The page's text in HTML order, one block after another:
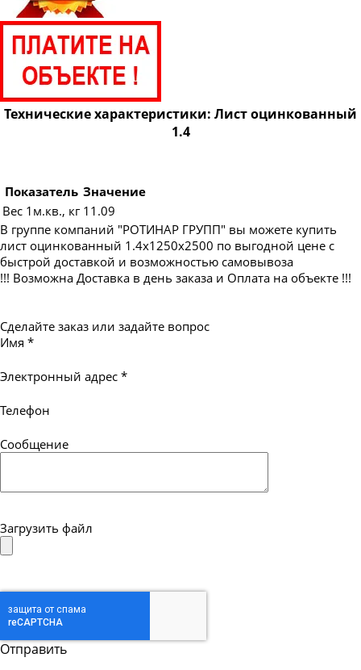
Технические характеристики: Лист оцинкованный
1.4
Показатель Значение
Вес 1м.кв., кг 11.09
В группе компаний "РОТИНАР ГРУПП" вы можете купить
лист оцинкованный 1.4х1250х2500 по выгодной цене с
быстрой доставкой и возможностью самовывоза
!!! Возможна Доставка в день заказа и Оплата на объекте !!!
Сделайте заказ или задайте вопрос
Имя *
Электронный адрес *
Телефон
Сообщение
Загрузить файл